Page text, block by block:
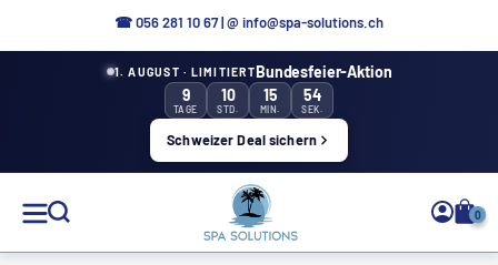
☎ 056 281 10 67|@ info@spa-solutions.ch
1. AUGUST · LIMITIERTBundesfeier-Aktion
9
TAGE
10
STD.
15
MIN.
54
SEK.
Schweizer Deal sichern
Solutions
0